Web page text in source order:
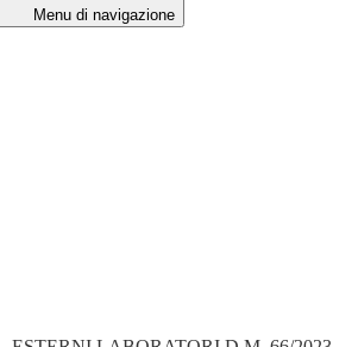
Menu di navigazione